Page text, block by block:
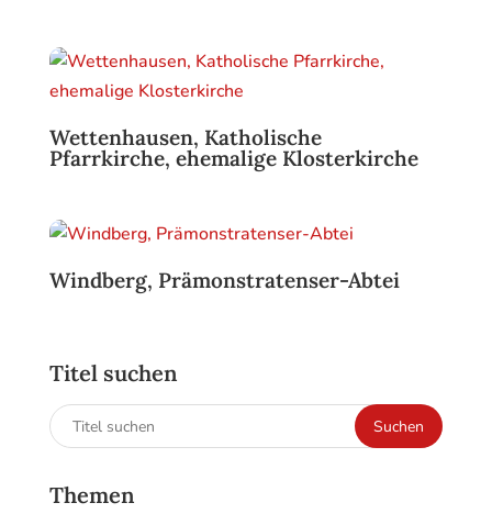
Wettenhausen, Katholische
Pfarrkirche, ehemalige Klosterkirche
Windberg, Prämonstratenser-Abtei
Titel suchen
Suchen
nach:
Suchen
Themen